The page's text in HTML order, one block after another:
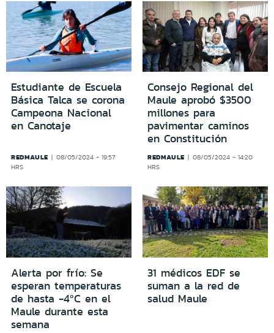
Estudiante de Escuela
Básica Talca se corona
Campeona Nacional
en Canotaje
REDMAULE
08/05/2024 - 19:57
HRS
Consejo Regional del
Maule aprobó $3500
millones para
pavimentar caminos
en Constitución
REDMAULE
08/05/2024 - 14:20
HRS
Alerta por frío: Se
esperan temperaturas
de hasta -4ºC en el
Maule durante esta
semana
31 médicos EDF se
suman a la red de
salud Maule